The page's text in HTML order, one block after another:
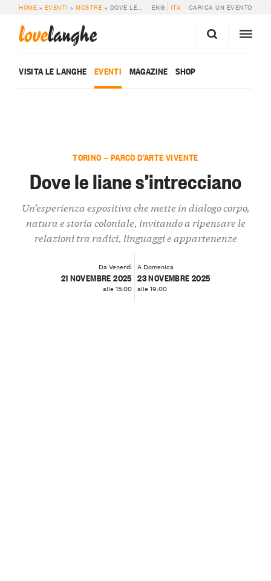
HOME » EVENTI »MOSTRE » DOVE LE LIANE S’INTRECCIANO ENG ITA CARICA UN EVENTO
lovelanghe
VISITA LE LANGHE EVENTI MAGAZINE SHOP
TORINO — PARCO D’ARTE VIVENTE
Dove le liane s’intrecciano
Un’esperienza espositiva che mette in dialogo corpo,
natura e storia coloniale, invitando a ripensare le
relazioni tra radici, linguaggi e appartenenze
Da Venerdì
21 NOVEMBRE 2025
alle 15:00
A Domenica
23 NOVEMBRE 2025
alle 19:00